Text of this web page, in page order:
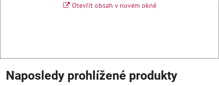
Otevřít obsah v novém okně
Naposledy prohlížené produkty